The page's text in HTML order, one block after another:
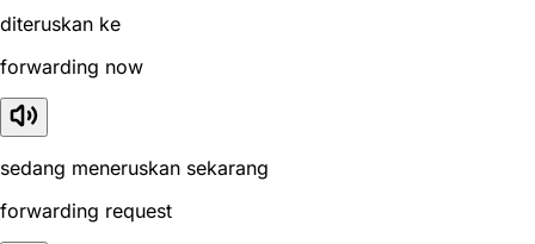
diteruskan ke
forwarding now
sedang meneruskan sekarang
forwarding request